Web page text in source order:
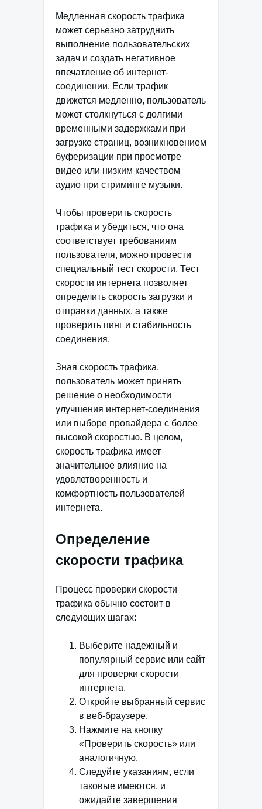
Медленная скорость трафика
может серьезно затруднить
выполнение пользовательских
задач и создать негативное
впечатление об интернет-
соединении. Если трафик
движется медленно, пользователь
может столкнуться с долгими
временными задержками при
загрузке страниц, возникновением
буферизации при просмотре
видео или низким качеством
аудио при стриминге музыки.
Чтобы проверить скорость
трафика и убедиться, что она
соответствует требованиям
пользователя, можно провести
специальный тест скорости. Тест
скорости интернета позволяет
определить скорость загрузки и
отправки данных, а также
проверить пинг и стабильность
соединения.
Зная скорость трафика,
пользователь может принять
решение о необходимости
улучшения интернет-соединения
или выборе провайдера с более
высокой скоростью. В целом,
скорость трафика имеет
значительное влияние на
удовлетворенность и
комфортность пользователей
интернета.
Определение
скорости трафика
Процесс проверки скорости
трафика обычно состоит в
следующих шагах:
Выберите надежный и
популярный сервис или сайт
для проверки скорости
интернета.
Откройте выбранный сервис
в веб-браузере.
Нажмите на кнопку
«Проверить скорость» или
аналогичную.
Следуйте указаниям, если
таковые имеются, и
ожидайте завершения